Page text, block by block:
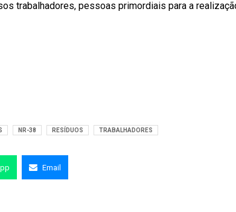
trabalhadores, pessoas primordiais para a
NR-38 RESÍDUOS TRABALHADORES
Email